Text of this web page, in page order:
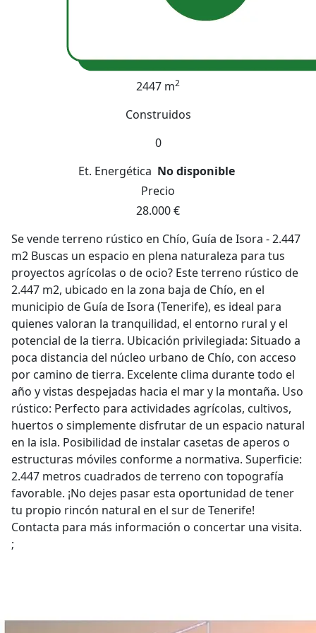
2447 m2
Construidos
0
Et. Energética No disponible
Precio
28.000 €
Se vende terreno rústico en Chío, Guía de Isora - 2.447
m2 Buscas un espacio en plena naturaleza para tus
proyectos agrícolas o de ocio? Este terreno rústico de
2.447 m2, ubicado en la zona baja de Chío, en el
municipio de Guía de Isora (Tenerife), es ideal para
quienes valoran la tranquilidad, el entorno rural y el
potencial de la tierra. Ubicación privilegiada: Situado a
poca distancia del núcleo urbano de Chío, con acceso
por camino de tierra. Excelente clima durante todo el
año y vistas despejadas hacia el mar y la montaña. Uso
rústico: Perfecto para actividades agrícolas, cultivos,
huertos o simplemente disfrutar de un espacio natural
en la isla. Posibilidad de instalar casetas de aperos o
estructuras móviles conforme a normativa. Superficie:
2.447 metros cuadrados de terreno con topografía
favorable. ¡No dejes pasar esta oportunidad de tener
tu propio rincón natural en el sur de Tenerife!
Contacta para más información o concertar una visita.
;